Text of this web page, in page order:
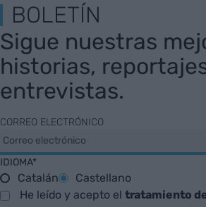
BOLETÍN
Sigue nuestras
historias,
entrevistas.
CORREO ELECTRÓNICO
IDIOMA*
Catalán
Castellano
He leído y acepto el tratamiento